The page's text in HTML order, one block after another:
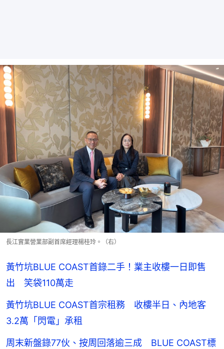
長江實業營業部副首席經理楊桂玲。（右）
黃竹坑BLUE COAST首錄二手！業主收樓一日即售
出 笑袋110萬走
黃竹坑BLUE COAST首宗租務 收樓半日、內地客
3.2萬「閃電」承租
周末新盤錄77伙、按周回落逾三成 BLUE COAST標